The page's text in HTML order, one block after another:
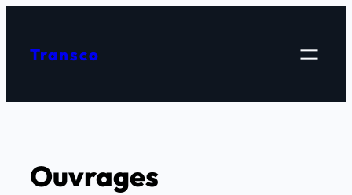
contentTransco
Ouvrages